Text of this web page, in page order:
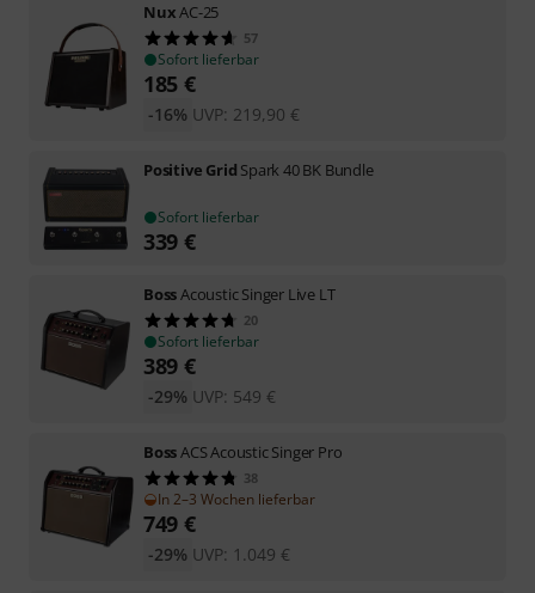
NuxAC-25
57
Sofort lieferbar
185 €
UVP: 219,90 €
-16%
Positive Grid Spark 40 BK Bundle
Sofort lieferbar
339 €
BossAcoustic Singer Live LT
20
Sofort lieferbar
389 €
UVP: 549 €
-29%
BossACS Acoustic Singer Pro
38
In 2–3 Wochen lieferbar
749 €
UVP: 1.049 €
-29%